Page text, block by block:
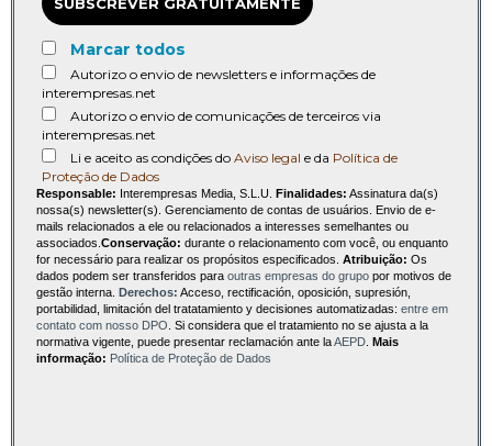
SUBSCREVER GRATUITAMENTE
Marcar todos
Autorizo o envio de newsletters e informações de
interempresas.net
Autorizo o envio de comunicações de terceiros via
interempresas.net
Li e aceito as condições do Aviso legal e da Política de
Proteção de Dados
Responsable: Interempresas Media, S.L.U. Finalidades: Assinatura da(s)
nossa(s) newsletter(s). Gerenciamento de contas de usuários. Envio de e-
mails relacionados a ele ou relacionados a interesses semelhantes ou
associados. Conservação: durante o relacionamento com você, ou enquanto
for necessário para realizar os propósitos especificados. Atribuição: Os
dados podem ser transferidos para outras empresas do grupo por motivos de
gestão interna.
Derechos: Acceso, rectificación, oposición, supresión,
portabilidad, limitación del tratatamiento y decisiones automatizadas: entre em
contato com nosso DPO . Si considera que el tratamiento no se ajusta a la
normativa vigente, puede presentar reclamación ante laAEPD
Mais
informação: Política de Proteção de Dados